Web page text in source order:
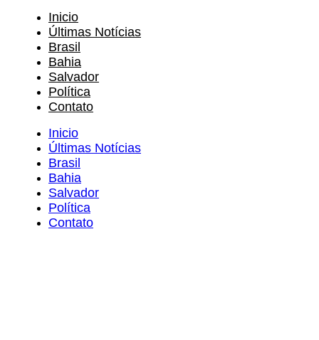
Inicio
Últimas Notícias
Brasil
Bahia
Salvador
Política
Contato
Inicio
Últimas Notícias
Brasil
Bahia
Salvador
Política
Contato